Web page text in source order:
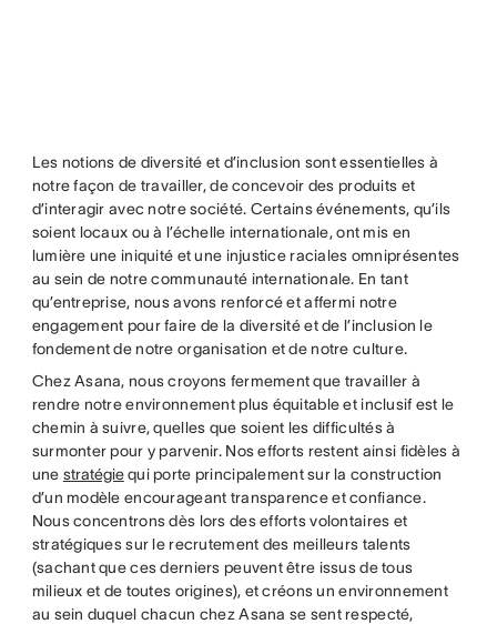
Les notions de diversité et d’inclusion sont essentielles à
notre façon de travailler, de concevoir des produits et
d’interagir avec notre société. Certains événements, qu’ils
soient locaux ou à l’échelle internationale, ont mis en
lumière une iniquité et une injustice raciales omniprésentes
au sein de notre communauté internationale. En tant
qu’entreprise, nous avons renforcé et affermi notre
engagement pour faire de la diversité et de l’inclusion le
fondement de notre organisation et de notre culture.
Chez Asana, nous croyons fermement que travailler à
rendre notre environnement plus équitable et inclusif est le
chemin à suivre, quelles que soient les difficultés à
surmonter pour y parvenir. Nos efforts restent ainsi fidèles à
une stratégiequi porte principalement sur la construction
d’un modèle encourageant transparence et confiance.
Nous concentrons dès lors des efforts volontaires et
stratégiques sur le recrutement des meilleurs talents
(sachant que ces derniers peuvent être issus de tous
milieux et de toutes origines), et créons un environnement
au sein duquel chacun chez Asana se sent respecté,